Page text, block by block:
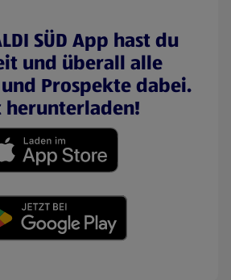
SÜD App hast du
und überall alle
Prospekte dabei.
herunterladen!